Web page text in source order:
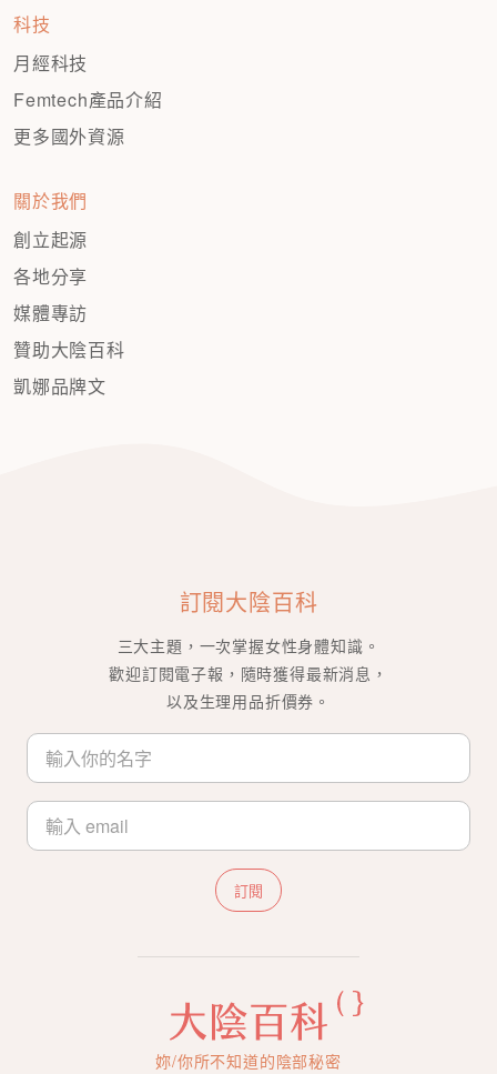
科技
月經科技
Femtech產品介紹
更多國外資源
關於我們
創立起源
各地分享
媒體專訪
贊助大陰百科
凱娜品牌文
訂閱大陰百科
三大主題，一次掌握女性身體知識。
歡迎訂閱電子報，隨時獲得最新消息，
以及生理用品折價券。
訂閱
妳/你所不知道的陰部秘密